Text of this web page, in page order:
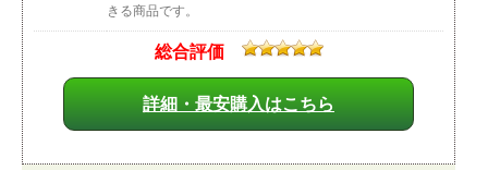
きる商品です。
総合評価
詳細・最安購入はこちら